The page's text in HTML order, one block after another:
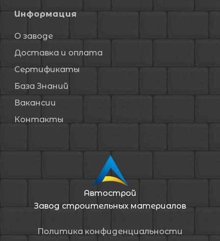
Информация
О заводе
Доставка и оплата
Сертификаты
База Знаний
Вакансии
Контакты
Автострой
Завод строительных материалов
Политика конфиденциальности